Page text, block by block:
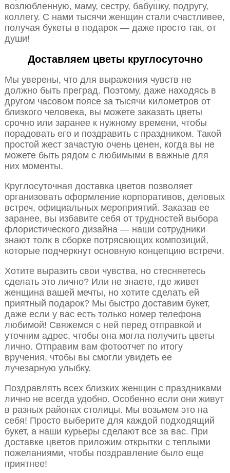
возлюбленную, маму, сестру, бабушку, подругу,
коллегу. С нами тысячи женщин стали счастливее,
получая букеты в подарок — даже просто так, от
души!
Доставляем цветы круглосуточно
Мы уверены, что для выражения чувств не
должно быть преград. Поэтому, даже находясь в
другом часовом поясе за тысячи километров от
близкого человека, вы можете заказать цветы
срочно или заранее к нужному времени, чтобы
порадовать его и поздравить с праздником. Такой
простой жест зачастую очень ценен, когда вы не
можете быть рядом с любимыми в важные для
них моменты.
Круглосуточная доставка цветов позволяет
организовать оформление корпоративов, деловых
встреч, официальных мероприятий. Заказав ее
заранее, вы избавите себя от трудностей выбора
флористического дизайна — наши сотрудники
знают толк в сборке потрясающих композиций,
которые подчеркнут основную концепцию встречи.
Хотите выразить свои чувства, но стесняетесь
сделать это лично? Или не знаете, где живет
женщина вашей мечты, но хотите сделать ей
приятный подарок? Мы быстро доставим букет,
даже если у вас есть только номер телефона
любимой! Свяжемся с ней перед отправкой и
уточним адрес, чтобы она могла получить цветы
лично. Отправим вам фотоотчет по итогу
вручения, чтобы вы смогли увидеть ее
лучезарную улыбку.
Поздравлять всех близких женщин с праздниками
лично не всегда удобно. Особенно если они живут
в разных районах столицы. Мы возьмем это на
себя! Просто выберите для каждой подходящий
букет, а наши курьеры сделают все за вас. При
доставке цветов приложим открытки с теплыми
пожеланиями, чтобы поздравление было еще
приятнее!